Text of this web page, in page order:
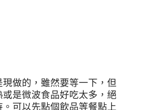
現做的，雖然要等一下，但
或是微波食品好吃太多，絕
可以先點個飲品等餐點上